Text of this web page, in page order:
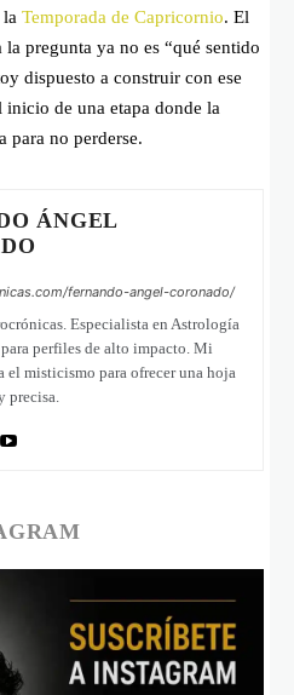
Temporada de Capricornio. El
pregunta ya no es “qué sentido
dispuesto a construir con ese
inicio de una etapa donde la
para no perderse.
ÁNGEL
fernando-angel-coronado/
Especialista en Astrología
perfiles de alto impacto. Mi
el misticismo para ofrecer una hoja
precisa.